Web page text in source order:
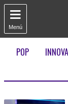

Menú
POP INNOVA